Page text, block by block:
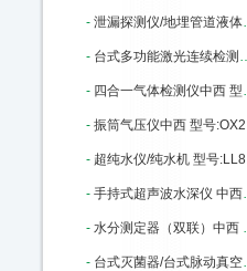
- 泄漏探测仪/地埋管道液体和气体泄漏检测仪中西 型号:XLT-17库号：M284106
- 台式多功能激光连续检测粉尘仪中西 型号:PC03-80M/PC-3A库号：M391381
- 四合一气体检测仪中西 型号:MC2-XWHM-Y-CN 库号：M10847
- 振筒气压仪中西 型号:OX22-XDY01库号：M12448
- 超纯水仪/纯水机 型号:LL88-DBW-UP-120库号：M22760
- 手持式超声波水深仪 中西优势 50米 型号:CQ01-D130库号：M43497
- 水分测定器（双联）中西 型号:SY2-DSY-013A 库号：M161799
- 台式灭菌器/台式脉动真空蒸汽灭菌 中西 型号:QY02-TMQ-240B/A库号：M175973